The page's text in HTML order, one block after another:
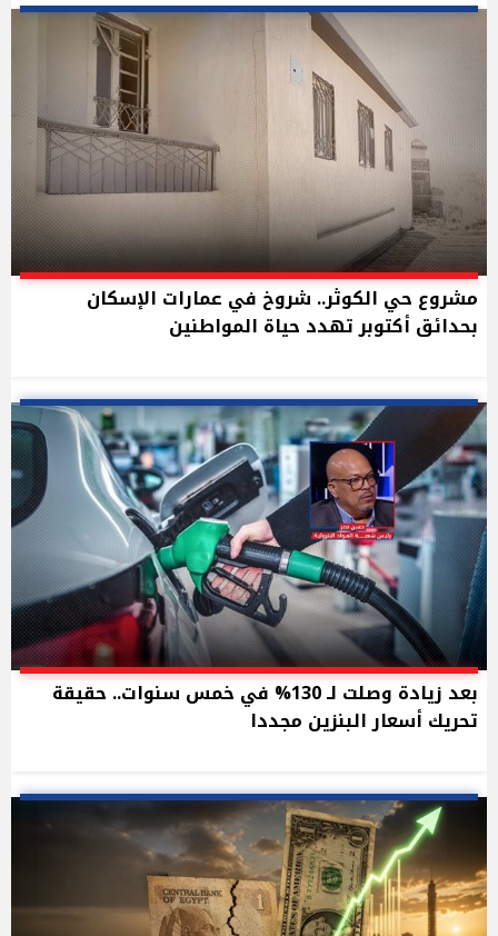
مشروع حي الكوثر.. شروخ في عمارات الإسكان
بحدائق أكتوبر تهدد حياة المواطنين
بعد زيادة وصلت لـ 130% في خمس سنوات.. حقيقة
تحريك أسعار البنزين مجددا